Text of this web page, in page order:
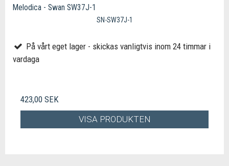
Melodica - Swan SW37J-1
SN-SW37J-1
På vårt eget lager - skickas vanligtvis inom 24 timmar i
vardaga
423,00 SEK
VISA PRODUKTEN